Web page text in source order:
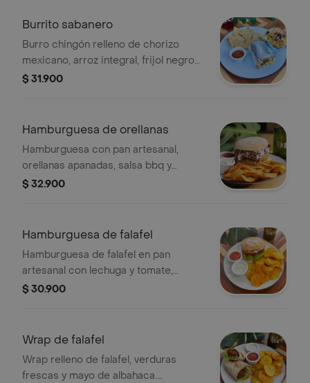
Burrito sabanero
Burro chingón relleno de chorizo
mexicano, arroz integral, frijol negro
guisado, maíz, aguacate fresco, sour
$ 31.900
Hamburguesa de orellanas
Hamburguesa con pan artesanal,
orellanas apanadas, salsa bbq y
ensalada coleslaw, chips de papa
$ 32.900
Hamburguesa de falafel
Hamburguesa de falafel en pan
artesanal con lechuga y tomate,
acompañada de chips de papa criolla
$ 30.900
Wrap de falafel
Wrap relleno de falafel, verduras
frescas y mayo de albahaca.